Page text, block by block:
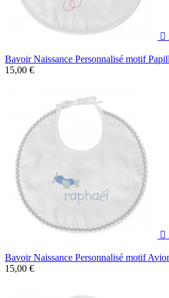

Bavoir Naissance Personnalisé motif
15,00 €

Bavoir Naissance Personnalisé motif
15,00 €